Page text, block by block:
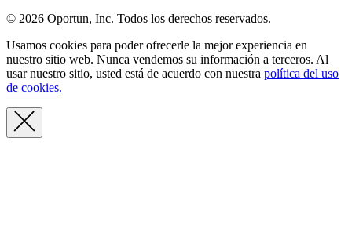
© 2026 Oportun, Inc. Todos los derechos reservados.
Usamos cookies para poder ofrecerle la mejor experiencia en
nuestro sitio web. Nunca vendemos su información a terceros. Al
usar nuestro sitio, usted está de acuerdo con nuestra política del uso
de cookies.